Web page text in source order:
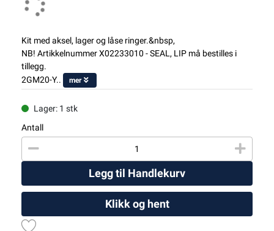
Kit med aksel, lager og låse ringer.&nbsp,
NB! Artikkelnummer X02233010 - SEAL, LIP må bestilles i
tillegg.
2GM20-Y..
mer
Lager: 1 stk
Antall
Legg til Handlekurv
Klikk og hent